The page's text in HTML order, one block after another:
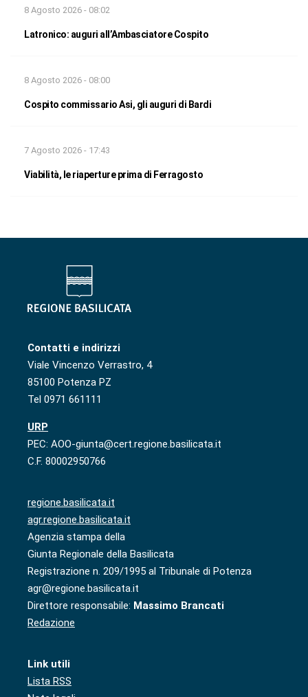
8 Agosto 2026 - 08:02
Latronico: auguri all’Ambasciatore Cospito
8 Agosto 2026 - 08:00
Cospito commissario Asi, gli auguri di Bardi
7 Agosto 2026 - 17:43
Viabilità, le riaperture prima di Ferragosto
Contatti e indirizzi
Viale Vincenzo Verrastro, 4
85100 Potenza PZ
Tel 0971 661111
URP
PEC: AOO-giunta@cert.regione.basilicata.it
C.F. 80002950766
regione.basilicata.it
agr.regione.basilicata.it
Agenzia stampa della
Giunta Regionale della Basilicata
Registrazione n. 209/1995 al Tribunale di Potenza
agr@regione.basilicata.it
Direttore responsabile: Massimo Brancati
Redazione
Link utili
Lista RSS